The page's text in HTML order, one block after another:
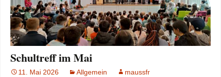
Schultreff im Mai
11. Mai 2026 Allgemein maussfr